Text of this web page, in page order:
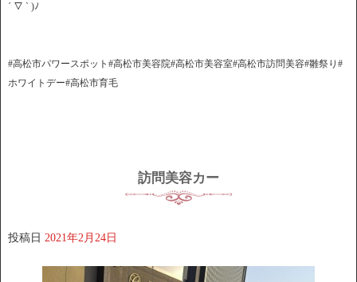
´ ▽ ` )ﾉ
#高松市パワースポット#高松市美容院#高松市美容室#高松市訪問美容#雛祭り#
ホワイトデー#高松市育毛
訪問美容カー
投稿日 2021年2月24日